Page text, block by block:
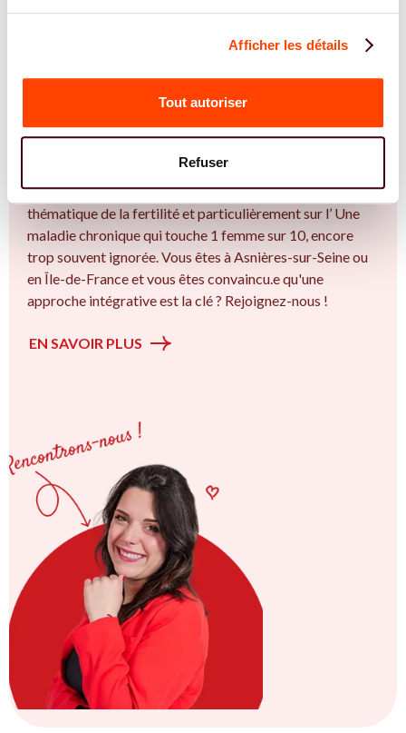
Afficher les détails
Tout autoriser
Refuser
REJOIGNEZ NOS EXPERT.E.S
endométriose ?
Vous êtes Gynécologue spécialiste dans dans
l'accompagnement des femmes et des couples sur la
thématique de la fertilité et particulièrement sur l’ Une
maladie chronique qui touche 1 femme sur 10, encore
trop souvent ignorée. Vous êtes à Asnières-sur-Seine ou
en Île-de-France et vous êtes convaincu.e qu'une
approche intégrative est la clé ? Rejoignez-nous !
EN SAVOIR PLUS